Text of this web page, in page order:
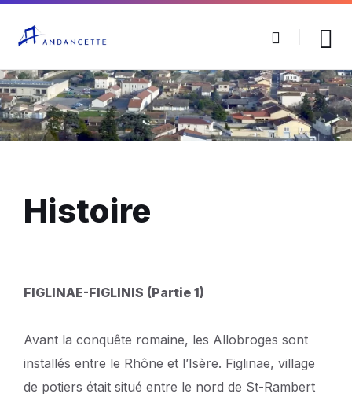
Histoire
FIGLINAE-FIGLINIS (Partie 1)
Avant la conquête romaine, les Allobroges sont
installés entre le Rhône et l’Isère. Figlinae, village
de potiers était situé entre le nord de St-Rambert